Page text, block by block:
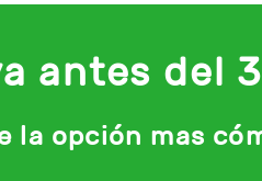
antes del
la opción mas